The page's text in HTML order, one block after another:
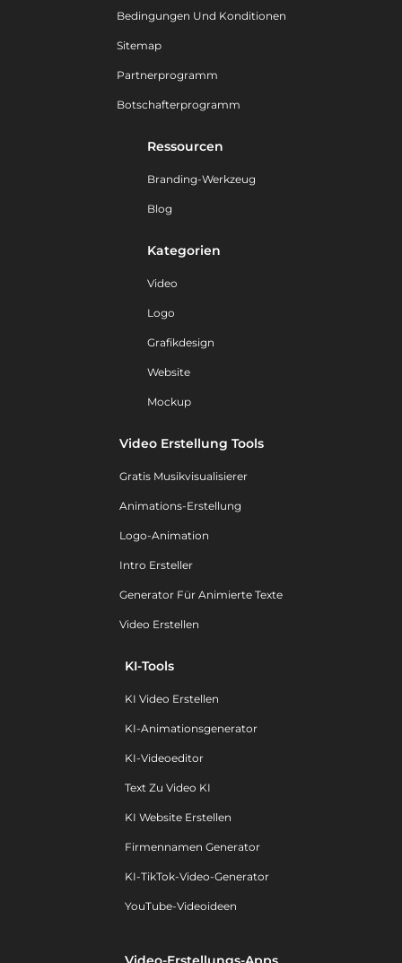
Bedingungen Und Konditionen
Sitemap
Partnerprogramm
Botschafterprogramm
Ressourcen
Branding-Werkzeug
Blog
Kategorien
Video
Logo
Grafikdesign
Website
Mockup
Video Erstellung Tools
Gratis Musikvisualisierer
Animations-Erstellung
Logo-Animation
Intro Ersteller
Generator Für Animierte Texte
Video Erstellen
KI-Tools
KI Video Erstellen
KI-Animationsgenerator
KI-Videoeditor
Text Zu Video KI
KI Website Erstellen
Firmennamen Generator
KI-TikTok-Video-Generator
YouTube-Videoideen